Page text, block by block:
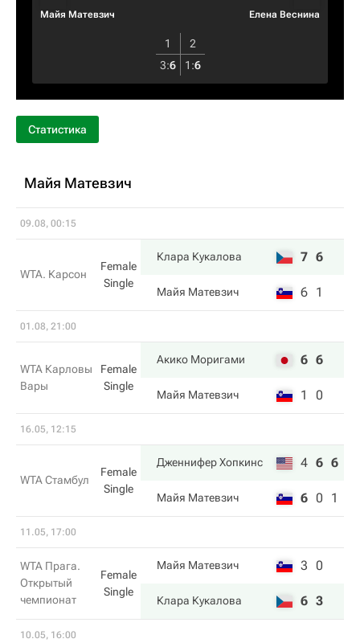
Майя Матевзич Елена Веснина
1
2
3:6 1 :6
Статистика
Майя Матевзич
09.08, 00:15
WTA. Карсон
Female
Single
Клара Кукалова 7 6
Майя Матевзич 6 1
01.08, 21:00
WTA Карловы
Вары
Female
Single
Акико Моригами 6 6
Майя Матевзич 1 0
16.05, 12:15
WTA Стамбул
Female
Single
Дженнифер Хопкинс 4 6 6
Майя Матевзич 6 0 1
11.05, 17:00
WTA Прага.
Открытый
чемпионат
Female
Single
Майя Матевзич 3 0
Клара Кукалова 6 3
10.05, 16:00